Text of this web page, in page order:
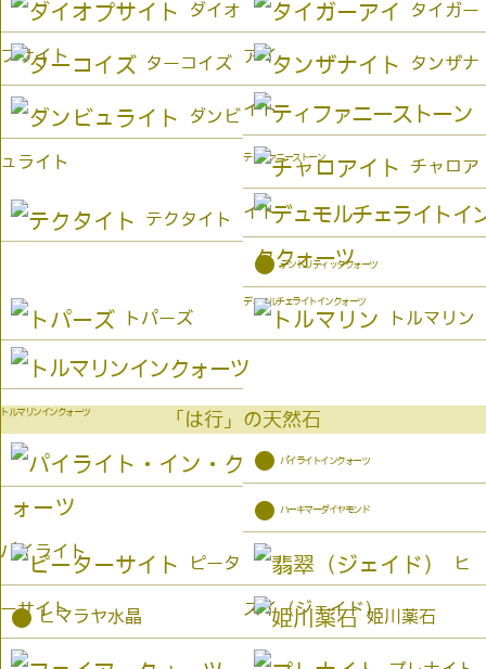
ダイオ
プサイト
タイガー
アイ
ターコイズ タンザナ
イト
ダンビ
ュライト ティファニーストーン チャロア
イト
テクタイト
デュモルチェライトインクォーツ
● デンドリティッククォーツ
トパーズ トルマリン
トルマリンインクォーツ 「は行」の天然石
パイライト
● パイライトインクォーツ
● ハーキマーダイヤモンド
ピータ
ーサイト
ヒ
スイ（ジェイド）
● ヒマラヤ水晶 姫川薬石